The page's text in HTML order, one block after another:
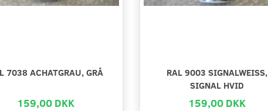
7038 ACHATGRAU, GRÅ
159,00 DKK
RAL 9003 SIGNALWEISS,
SIGNAL HVID
159,00 DKK